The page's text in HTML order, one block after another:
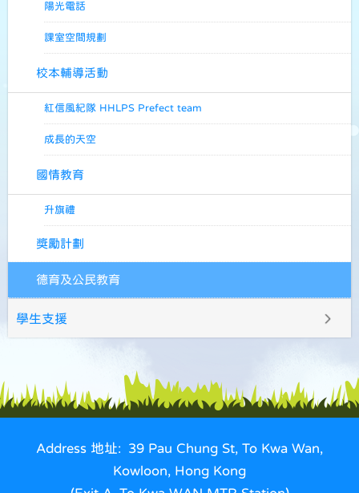
陽光電話
課室空間規劃
校本輔導活動
紅信風紀隊 HHLPS Prefect team
成長的天空
國情教育
升旗禮
獎勵計劃
德育及公民教育
學生支援
Address 地址: 39 Pau Chung St, To Kwa Wan,
Kowloon, Hong Kong